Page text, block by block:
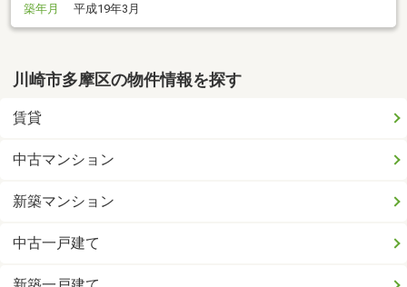
築年月
平成19年3月
川崎市多摩区の物件情報を探す
賃貸
中古マンション
新築マンション
中古一戸建て